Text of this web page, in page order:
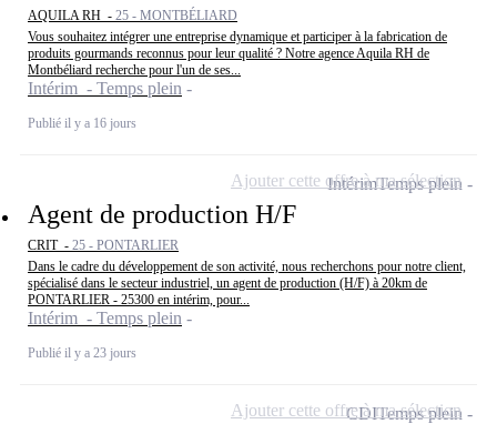
AQUILA RH - 25 - MONTBÉLIARD
Vous souhaitez intégrer une entreprise dynamique et participer à la fabrication de
produits gourmands reconnus pour leur qualité ? Notre agence Aquila RH de
Montbéliard recherche pour l'un de ses...
Intérim - Temps plein
Publié il y a 16 jours
Agent de production H/F
CRIT - 25 - PONTARLIER
Dans le cadre du développement de son activité, nous recherchons pour notre client,
spécialisé dans le secteur industriel, un agent de production (H/F) à 20km de
PONTARLIER - 25300 en intérim, pour...
Intérim - Temps plein
Publié il y a 23 jours
IntérimTemps plein
Ajouter cette offre à ma sélection
CDITemps plein
Ajouter cette offre à ma sélection